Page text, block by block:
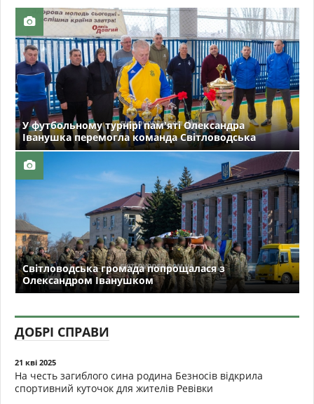
У футбольному турнірі пам'яті Олександра
Іванушка перемогла команда Світловодська
Світловодська громада попрощалася з
Олександром Іванушком
ДОБРІ СПРАВИ
21 кві 2025
На честь загиблого сина родина Безносів відкрила
спортивний куточок для жителів Ревівки